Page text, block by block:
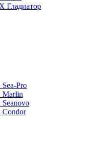
Гладиатор
Pro
Marlin
Condor